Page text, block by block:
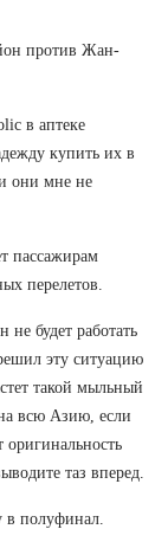
против Жан-
в аптеке
купить их в
они мне не
пассажирам
перелетов.
не будет работать
эту ситуацию
такой мыльный
всю Азию, если
таз вперед.
в полуфинал.